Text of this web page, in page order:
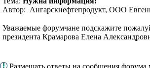
Автор: Ангарскнефтепродукт, ООО
Уважаемые форумчане подскажите
президента Крамарова Елена
Размещать ответы на сообщения